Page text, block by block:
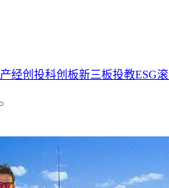
产经创投科创板新三板投教ESG